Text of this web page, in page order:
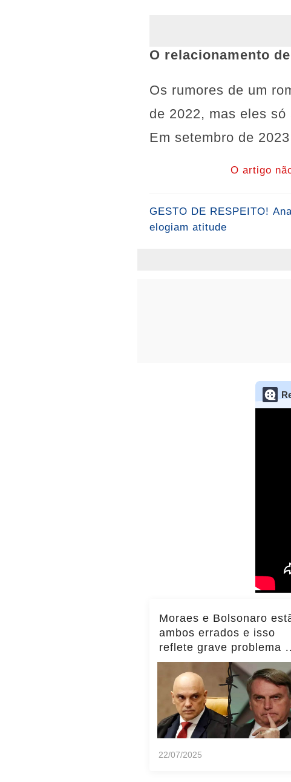
O relacionamento
Os rumores de um
de 2022, mas eles
Em setembro de
O artigo
GESTO DE RESPEITO!
elogiam atitude
Moraes e Bolsonaro
ambos errados e isso
reflete grave problema
Brasil, diz
Internacional
22/07/2025